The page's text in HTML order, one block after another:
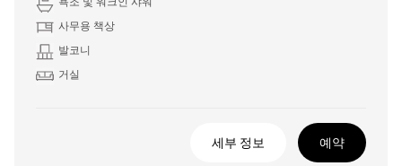
욕조 및 워크인 샤워
사무용 책상
발코니
거실
세부 정보 예약